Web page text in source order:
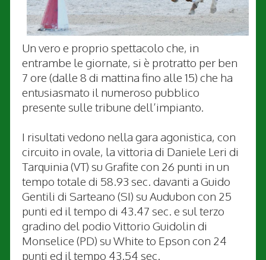
Un vero e proprio spettacolo che, in
entrambe le giornate, si è protratto per ben
7 ore (dalle 8 di mattina fino alle 15) che ha
entusiasmato il numeroso pubblico
presente sulle tribune dell’impianto.
I risultati vedono nella gara agonistica, con
circuito in ovale, la vittoria di Daniele Leri di
Tarquinia (VT) su Grafite con 26 punti in un
tempo totale di 58.93 sec. davanti a Guido
Gentili di Sarteano (SI) su Audubon con 25
punti ed il tempo di 43.47 sec. e sul terzo
gradino del podio Vittorio Guidolin di
Monselice (PD) su White to Epson con 24
punti ed il tempo 43.54 sec.